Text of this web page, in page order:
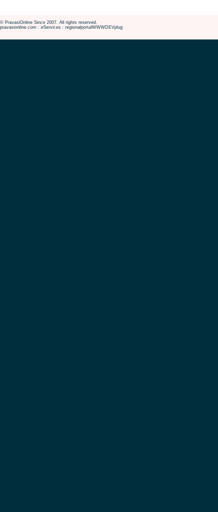
© PravasiOnline Since 2007. All rights reserved.
pravasionline.com : eServices : regionalportalWWWDEVplug